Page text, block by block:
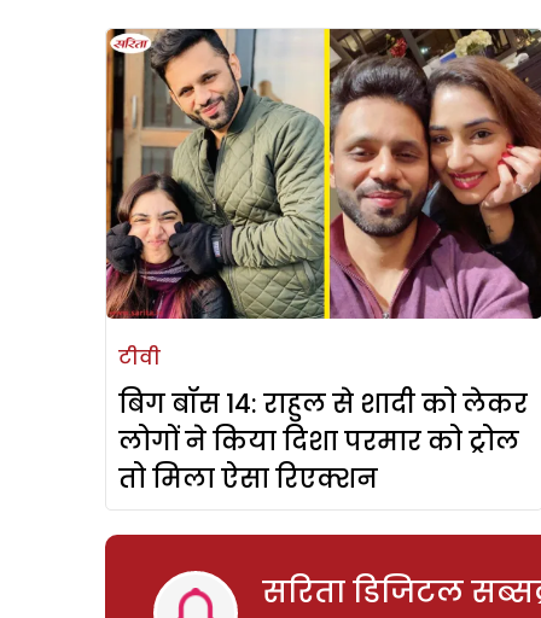
टीवी
बिग बॉस 14: राहुल से शादी को लेकर
लोगों ने किया दिशा परमार को ट्रोल
तो मिला ऐसा रिएक्शन
सरिता डिजिटल